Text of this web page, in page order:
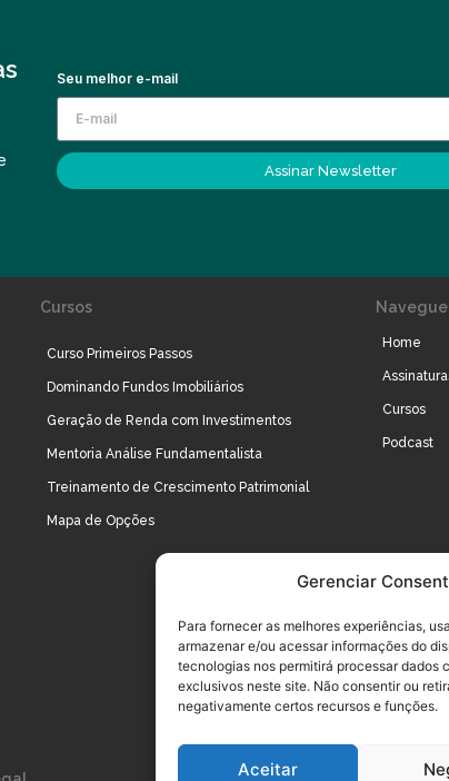
Gerenciar
Para fornecer as melhores experiências,
armazenar e/ou acessar informações do
tecnologias nos permitirá processar dados
exclusivos neste site. Não consentir ou
negativamente certos recursos e funções.
Aceitar
Seu melhor e-mail
Assinar Newsletter
Cursos
Curso Primeiros Passos
Dominando Fundos Imobiliários
Geração de Renda com Investimentos
Mentoria Análise Fundamentalista
Treinamento de Crescimento Patrimonial
Mapa de Opções
Navegue
Home
Cursos
Podcast